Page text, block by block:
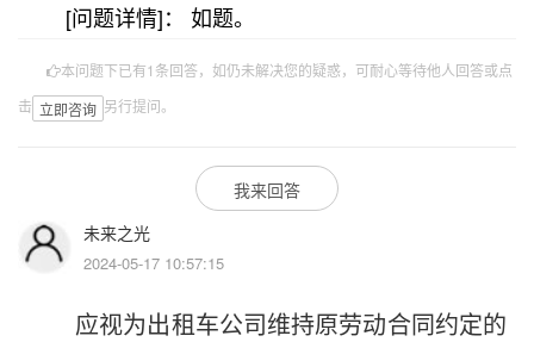
[问题详情]： 如题。
本问题下已有1条回答，如仍未解决您的疑惑，可耐心等待他人回答或点
击 立即咨询 另行提问。
我来回答
未来之光
2024-05-17 10:57:15
应视为出租车公司维持原劳动合同约定的